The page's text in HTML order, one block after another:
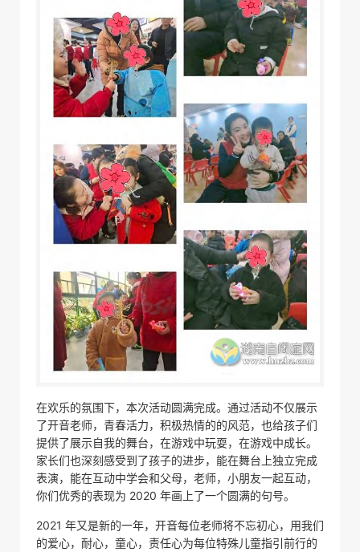
在欢乐的氛围下，本次活动圆满完成。通过活动不仅展示
了开音老师，青春活力，积极热情的的风范，也给孩子们
提供了展示自我的舞台，在游戏中玩耍，在游戏中成长。
家长们也深刻感受到了孩子的进步，能在舞台上独立完成
表演，能在互动中学会和父母，老师，小朋友一起互动，
你们优秀的表现为 2020 年画上了一个圆满的句号。
2021 年又是新的一年，开音每位老师将不忘初心，用我们
的爱心，耐心，童心，责任心为每位特殊儿童指引前行的